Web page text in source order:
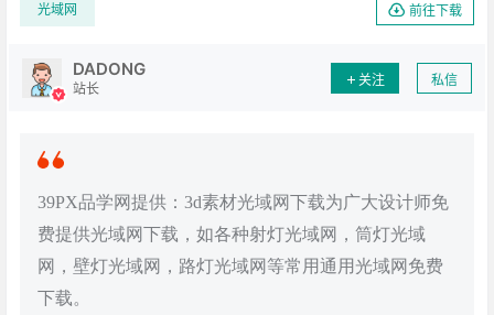
光域网 前往下载
DADONG
站长
关注 私信
39PX品学网提供：3d素材光域网下载为广大设计师免
费提供光域网下载，如各种射灯光域网，筒灯光域
网，壁灯光域网，路灯光域网等常用通用光域网免费
下载。